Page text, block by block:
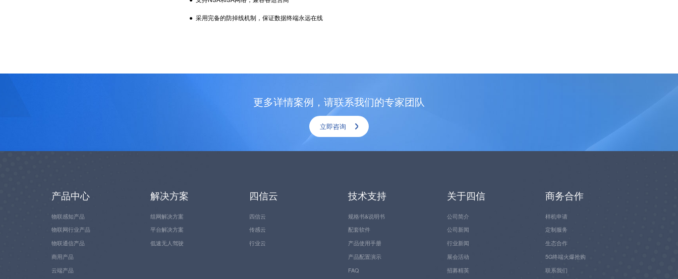
● 采用完备的防掉线机制，保证数据终端永远在线
更多详情案例，请联系我们的专家团队
立即咨询
产品中心
物联感知产品
物联网行业产品
物联通信产品
商用产品
云端产品
解决方案
组网解决方案
平台解决方案
低速无人驾驶
四信云
四信云
传感云
行业云
技术支持
规格书&说明书
配套软件
产品使用手册
产品配置演示
FAQ
关于四信
公司简介
公司新闻
行业新闻
展会活动
招募精英
商务合作
样机申请
定制服务
生态合作
5G终端火爆抢购
联系我们